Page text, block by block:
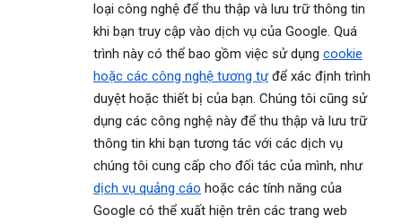
loại công nghệ để thu thập và lưu trữ thông tin
khi bạn truy cập vào dịch vụ của Google. Quá
trình này có thể bao gồm việc sử dụng cookie
hoặc các công nghệ tương tựđể xác định trình
duyệt hoặc thiết bị của bạn. Chúng tôi cũng sử
dụng các công nghệ này để thu thập và lưu trữ
thông tin khi bạn tương tác với các dịch vụ
chúng tôi cung cấp cho đối tác của mình, như
dịch vụ quảng cáo hoặc các tính năng của
Google có thể xuất hiện trên các trang web